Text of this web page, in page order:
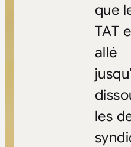
que
TAT
allé
les